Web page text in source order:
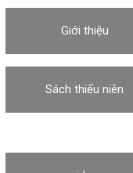
Giới thiệu
Sách thiếu niên